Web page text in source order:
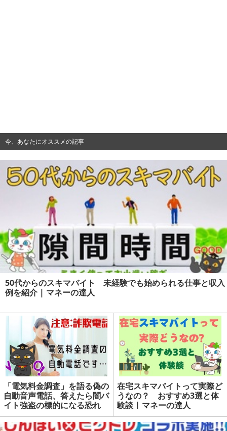
今、あなたにオススメの記事
50代からのスキマバイト 未経験でも始められる仕事と収入
例を紹介 | マネーの達人
「電気料金調査」を語る偽の
自動音声電話、答えたら闇バ
イト強盗の標的になる恐れ
も 実際にあった詐欺手口と
対処法は | マネーの達人
在宅スキマバイトって実際ど
うなの？ おすすめ3選と体
験談 | マネーの達人